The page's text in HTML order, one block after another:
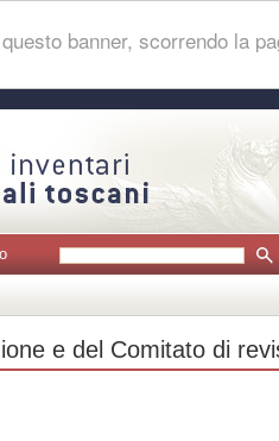
banner, scorrendo la
e del Comitato di